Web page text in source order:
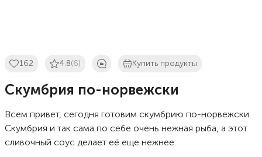
162 4.8(6) Купить продукты
Скумбрия по-норвежски
Всем привет, сегодня готовим скумбрию по-норвежски.
Скумбрия и так сама по себе очень нежная рыба, а этот
сливочный соус делает её еще нежнее.